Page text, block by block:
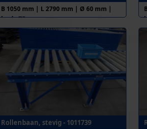
B 1050 mm | L 2790 mm | Ø 60 mm |
h.o.h. 75 mm
Rollenbaan, stevig - 1011739